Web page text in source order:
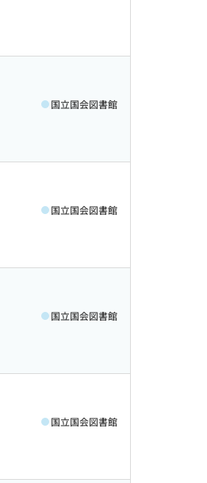
国立国会図書館
国立国会図書館
国立国会図書館
国立国会図書館